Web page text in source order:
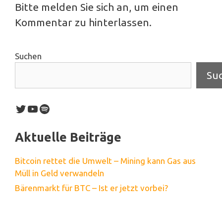
Bitte melden Sie sich an, um einen
Kommentar zu hinterlassen.
Suchen
Twitter
YouTube
Spotify
Aktuelle Beiträge
Bitcoin rettet die Umwelt – Mining kann Gas aus
Müll in Geld verwandeln
Bärenmarkt für BTC – Ist er jetzt vorbei?